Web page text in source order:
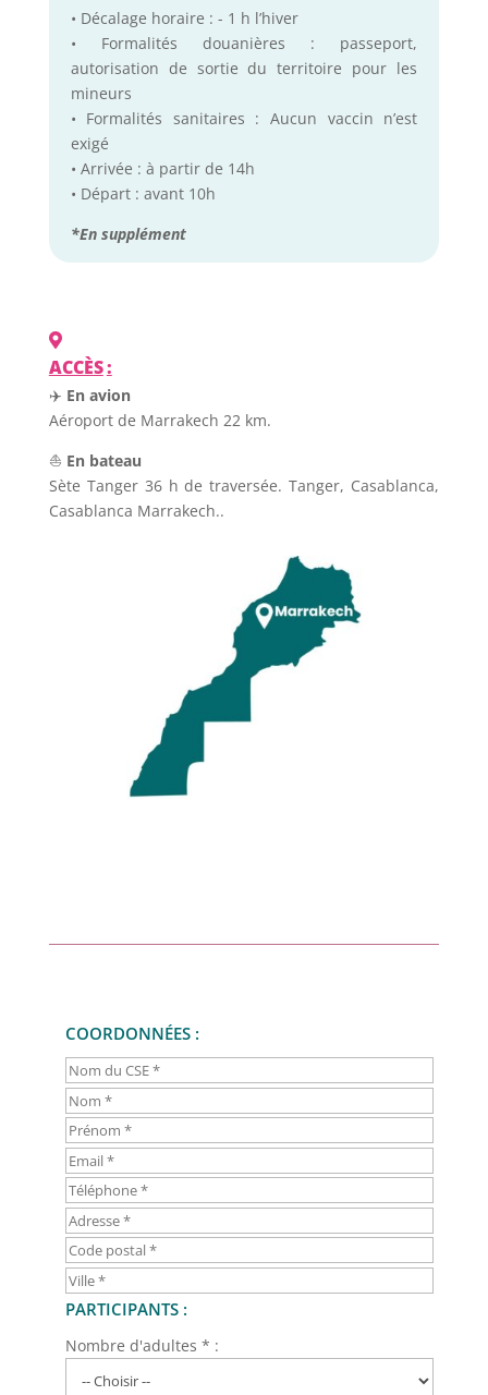
• Décalage horaire : - 1 h l’hiver
• Formalités douanières : passeport,
autorisation de sortie du territoire pour les
mineurs
• Formalités sanitaires : Aucun vaccin n’est
exigé
• Arrivée : à partir de 14h
• Départ : avant 10h
*En supplément
ACCÈS:
✈️ En avion
Aéroport de Marrakech 22 km.
⛵ En bateau
Sète Tanger 36 h de traversée. Tanger, Casablanca,
Casablanca Marrakech..
COORDONNÉES :
PARTICIPANTS :
Nombre d'adultes * :